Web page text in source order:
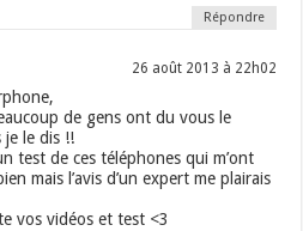
Répondre
26 août 2013 à 22h02
de gens ont du vous le
je le dis !!
test de ces téléphones qui m’ont
mais l’avis d’un expert me plairais
vos vidéos et test <3